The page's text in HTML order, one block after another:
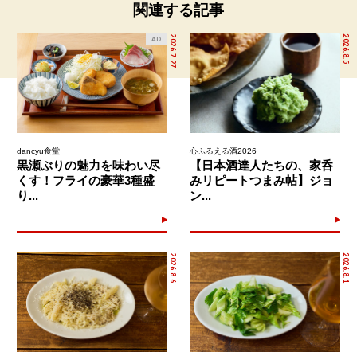
関連する記事
2026.7.27
AD
dancyu食堂
黒瀬ぶりの魅力を味わい尽
くす！フライの豪華3種盛
り...
2026.8.5
心ふるえる酒2026
【日本酒達人たちの、家呑
みリピートつまみ帖】ジョ
ン...
2026.8.6 2026.8.1